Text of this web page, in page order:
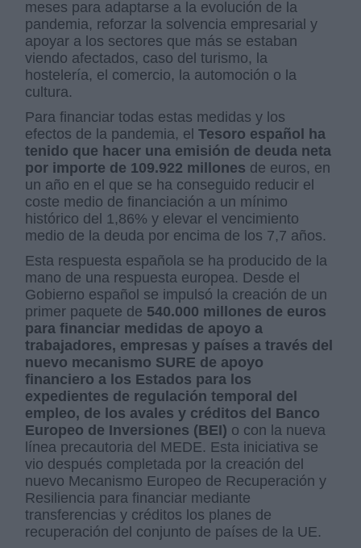
meses para adaptarse a la evolución de la
pandemia, reforzar la solvencia empresarial y
apoyar a los sectores que más se estaban
viendo afectados, caso del turismo, la
hostelería, el comercio, la automoción o la
cultura.
Para financiar todas estas medidas y los
efectos de la pandemia, elTesoro español ha
tenido que hacer una emisión de deuda neta
por importe de 109.922 millones de euros, en
un año en el que se ha conseguido reducir el
coste medio de financiación a un mínimo
histórico del 1,86% y elevar el vencimiento
medio de la deuda por encima de los 7,7 años.
Esta respuesta española se ha producido de la
mano de una respuesta europea. Desde el
Gobierno español se impulsó la creación de un
primer paquete de 540.000 millones de euros
para financiar medidas de apoyo a
trabajadores, empresas y países a través del
nuevo mecanismo SURE de apoyo
financiero a los Estados para los
expedientes de regulación temporal del
empleo, de los avales y créditos del Banco
Europeo de Inversiones (BEI) o con la nueva
línea precautoria del MEDE. Esta iniciativa se
vio después completada por la creación del
nuevo Mecanismo Europeo de Recuperación y
Resiliencia para financiar mediante
transferencias y créditos los planes de
recuperación del conjunto de países de la UE.